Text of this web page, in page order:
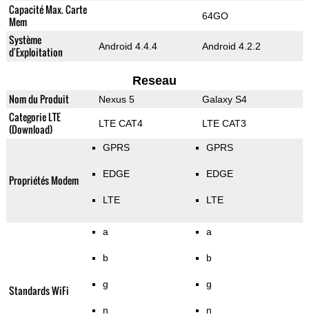
Capacité Max. Carte
Mem
64GO
Système
d'Exploitation
Android 4.4.4 Android 4.2.2
Reseau
Nom du Produit Nexus 5 Galaxy S4
Categorie LTE
(Download)
LTE CAT4 LTE CAT3
Propriétés Modem
GPRS
EDGE
LTE
GPRS
EDGE
LTE
Standards WiFi
a
b
g
n
a
b
g
n